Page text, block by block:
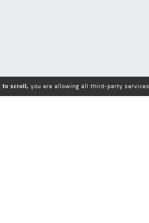
to scroll, you are allowing all third-party services